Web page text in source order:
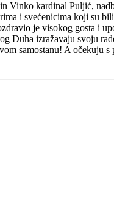
kardinal Puljić,
i svećenicima koji su
je visokog gosta i
Duha izražavaju
samostanu! A očekuju